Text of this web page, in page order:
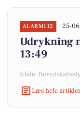
ALARM112 25-
Udrykning
13:49
Kilde:
Læs hele